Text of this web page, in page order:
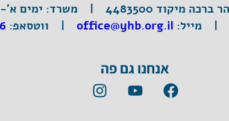
משרד: ימים א'-ה',
| מייל: office@yhb.org.il | ווטסאפ:
אנחנו גם פה